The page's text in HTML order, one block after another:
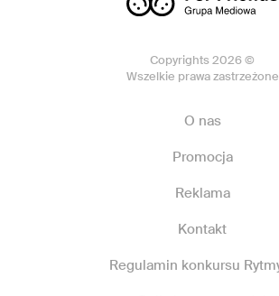
Copyrights 2026 ©
Wszelkie prawa zastrzeżone
O nas
Promocja
Reklama
Kontakt
Regulamin konkursu